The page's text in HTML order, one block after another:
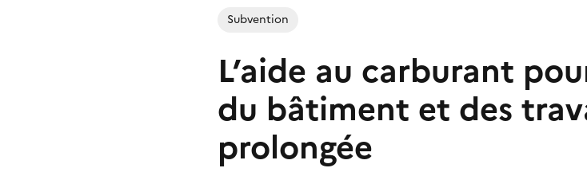
Subvention
L’aide au carburant
du bâtiment et des
prolongée